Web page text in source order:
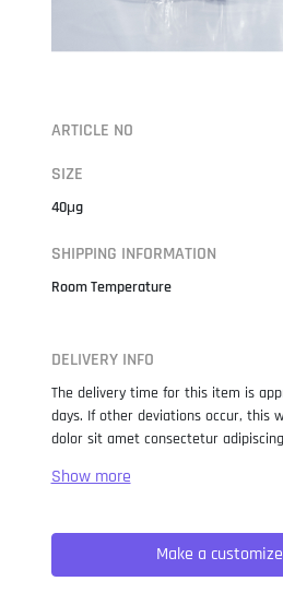
ARTICLE NO
SIZE
40μg
SHIPPING INFORMATION
Room Temperature
DELIVERY INFO
The delivery time for this item is
days. If other deviations occur, this
dolor sit amet consectetur
when an unknown printer took a
not only five centuries, but also the
typesetting, remaining essentially
popularised in the 1960s with the
Make a